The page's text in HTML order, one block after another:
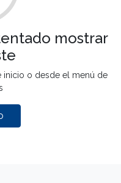
mostrar
inicio o desde el menú de